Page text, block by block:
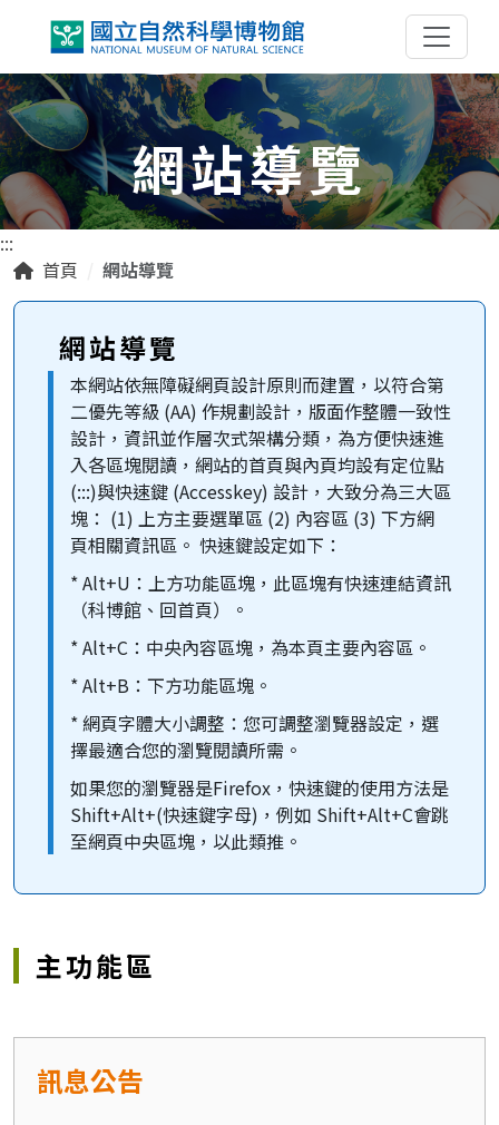
跳到主要內容區塊
網站導覽
:::
首頁
網站導覽
網站導覽
本網站依無障礙網頁設計原則而建置，以符合第
二優先等級 (AA) 作規劃設計，版面作整體一致性
設計，資訊並作層次式架構分類，為方便快速進
入各區塊閱讀，網站的首頁與內頁均設有定位點
(:::)與快速鍵 (Accesskey) 設計，大致分為三大區
塊： (1) 上方主要選單區 (2) 內容區 (3) 下方網
頁相關資訊區。 快速鍵設定如下：
* Alt+U：上方功能區塊，此區塊有快速連結資訊
（科博館、回首頁）。
* Alt+C：中央內容區塊，為本頁主要內容區。
* Alt+B：下方功能區塊。
* 網頁字體大小調整：您可調整瀏覽器設定，選
擇最適合您的瀏覽閱讀所需。
如果您的瀏覽器是Firefox，快速鍵的使用方法是
Shift+Alt+(快速鍵字母)，例如 Shift+Alt+C會跳
至網頁中央區塊，以此類推。
主功能區
訊息公告